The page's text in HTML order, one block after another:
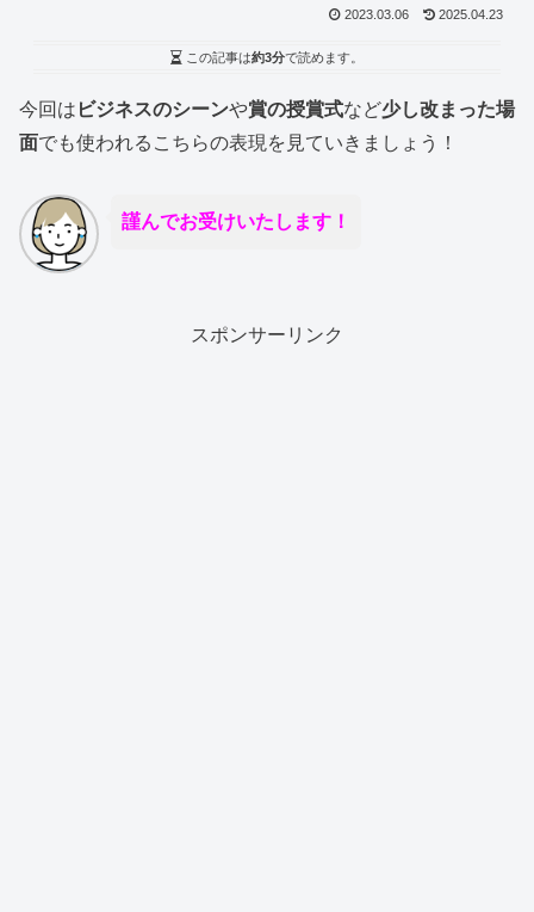
2023.03.06 2025.04.23
この記事は約3分で読めます。
今回は ビジネスのシーンや賞の授賞式など少し改まった場
面でも使われるこちらの表現を見ていきましょう！
謹んでお受けいたします！
スポンサーリンク